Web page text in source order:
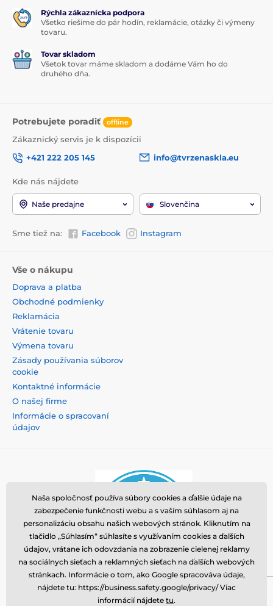
Rýchla zákaznícka podpora
Všetko riešime do pár hodín, reklamácie, otázky či výmeny
tovaru.
Tovar skladom
Všetok tovar máme skladom a dodáme Vám ho do
druhého dňa.
Potrebujete poradiť offline
Zákaznický servis je k dispozícii
+421 222 205 145
info@tvrzenaskla.eu
Kde nás nájdete
Naše predajne Slovenčina
Sme tiež na: Facebook Instagram
Vše o nákupu
Doprava a platba
Obchodné podmienky
Reklamácia
Vrátenie tovaru
Výmena tovaru
Zásady používania súborov
cookie
Kontaktné informácie
O našej firme
Informácie o spracovaní
údajov
Momanio s.r.o., Okružní 361/14, 74718, Píšť, Česká
Naša spoločnosť používa súbory cookies a ďalšie údaje na
zabezpečenie funkčnosti webu a s vaším súhlasom aj na
personalizáciu obsahu našich webových stránok. Kliknutím na
tlačidlo „Súhlasím“ súhlasíte s využívaním cookies a ďalších
údajov, vrátane ich odovzdania na zobrazenie cielenej reklamy
na sociálnych sieťach a reklamných sieťach na ďalších webových
stránkach. Informácie o tom, ako Google spracováva údaje,
nájdete tu: https://business.safety.google/privacy/ Viac
informácií nájdete tu.